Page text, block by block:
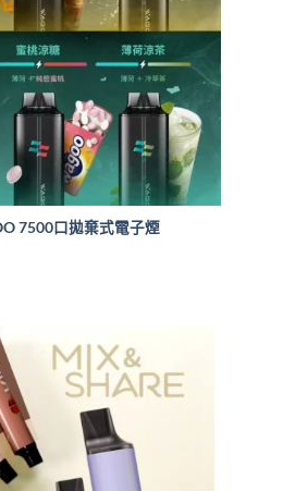
7500口拋棄式電子煙